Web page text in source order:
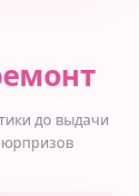
до выдачи